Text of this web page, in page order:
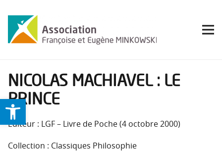
NICOLAS MACHIAVEL : LE
PRINCE
Éditeur : LGF – Livre de Poche (4 octobre 2000)
Collection : Classiques Philosophie
Ouvrir la barre d’outils